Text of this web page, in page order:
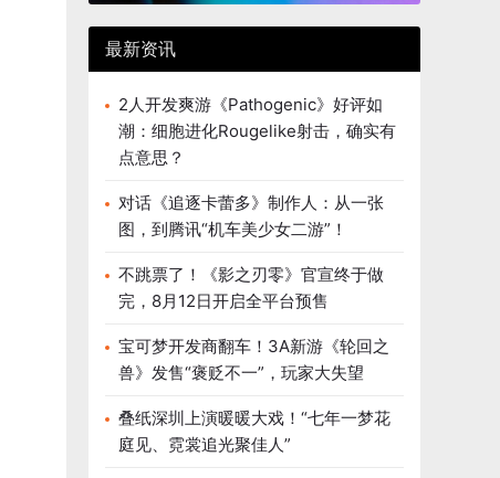
最新资讯
2人开发爽游《Pathogenic》好评如
潮：细胞进化Rougelike射击，确实有
点意思？
对话《追逐卡蕾多》制作人：从一张
图，到腾讯“机车美少女二游”！
不跳票了！《影之刃零》官宣终于做
完，8月12日开启全平台预售
宝可梦开发商翻车！3A新游《轮回之
兽》发售“褒贬不一”，玩家大失望
叠纸深圳上演暖暖大戏！“七年一梦花
庭见、霓裳追光聚佳人”